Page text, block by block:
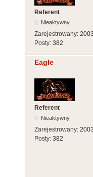
Referent
Nieaktywny
Zarejestrowany:
Posty: 382
Eagle
Referent
Nieaktywny
Zarejestrowany:
Posty: 382